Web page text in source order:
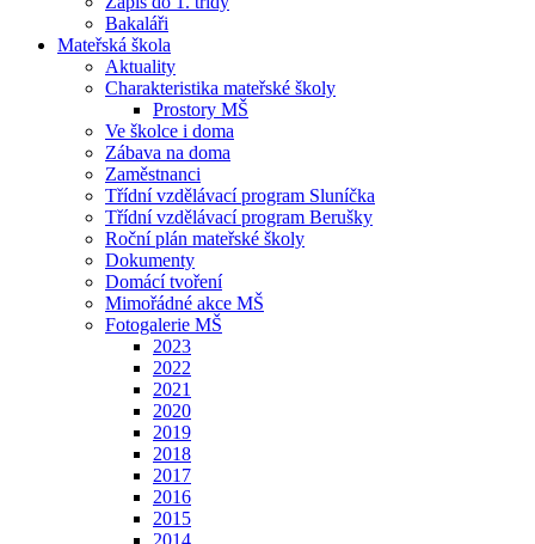
Bakaláři
Mateřská škola
Aktuality
Charakteristika mateřské školy
Prostory MŠ
Ve školce i doma
Zábava na doma
Zaměstnanci
Třídní vzdělávací program Sluníčka
Třídní vzdělávací program Berušky
Roční plán mateřské školy
Dokumenty
Domácí tvoření
Mimořádné akce MŠ
Fotogalerie MŠ
2023
2022
2021
2020
2019
2018
2017
2016
2015
2014